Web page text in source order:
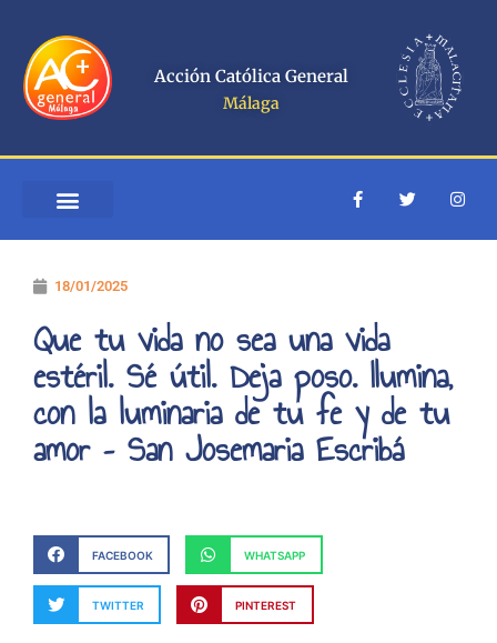
contenido
Acción Católica General
Málaga
F
a
e
-
f
T
w
t
I
n
t
18/01/2025
Que tu vida no sea una vida
estéril. Sé útil. Deja poso. Ilumina,
con la luminaria de tu fe y de tu
amor – San Josemaria Escribá
FACEBOOK WHATSAPP
TWITTER PINTEREST